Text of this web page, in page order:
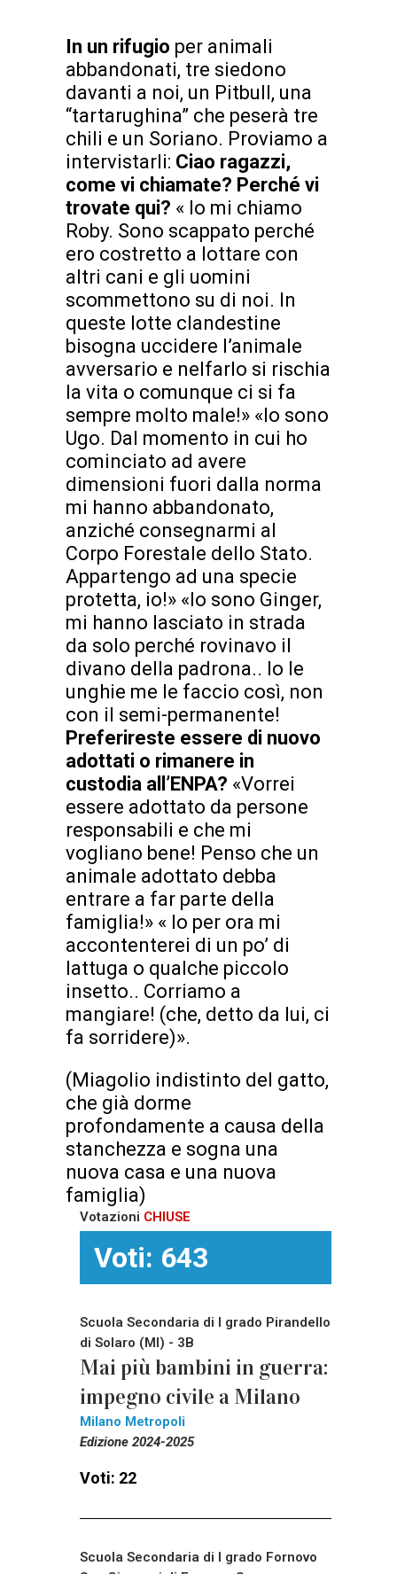
In un rifugio per animali
abbandonati, tre siedono
davanti a noi, un Pitbull, una
“tartarughina” che peserà tre
chili e un Soriano. Proviamo a
intervistarli: Ciao ragazzi,
come vi chiamate? Perché vi
trovate qui? « Io mi chiamo
Roby. Sono scappato perché
ero costretto a lottare con
altri cani e gli uomini
scommettono su di noi. In
queste lotte clandestine
bisogna uccidere l’animale
avversario e nelfarlo si rischia
la vita o comunque ci si fa
sempre molto male!» «Io sono
Ugo. Dal momento in cui ho
cominciato ad avere
dimensioni fuori dalla norma
mi hanno abbandonato,
anziché consegnarmi al
Corpo Forestale dello Stato.
Appartengo ad una specie
protetta, io!» «Io sono Ginger,
mi hanno lasciato in strada
da solo perché rovinavo il
divano della padrona.. Io le
unghie me le faccio così, non
con il semi-permanente!
Preferireste essere di nuovo
adottati o rimanere in
custodia all’ENPA? «Vorrei
essere adottato da persone
responsabili e che mi
vogliano bene! Penso che un
animale adottato debba
entrare a far parte della
famiglia!» « Io per ora mi
accontenterei di un po’ di
lattuga o qualche piccolo
insetto.. Corriamo a
mangiare! (che, detto da lui, ci
fa sorridere)».
(Miagolio indistinto del gatto,
che già dorme
profondamente a causa della
stanchezza e sogna una
nuova casa e una nuova
famiglia)
Votazioni CHIUSE
Voti: 643
Scuola Secondaria di I grado Pirandello
di Solaro (MI) - 3B
Mai più bambini in guerra:
impegno civile a Milano
Milano Metropoli
Edizione 2024-2025
Voti: 22
Scuola Secondaria di I grado Fornovo